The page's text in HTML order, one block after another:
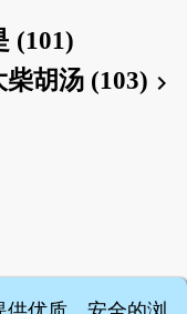
(101)
柴胡汤 (103) chevron_right